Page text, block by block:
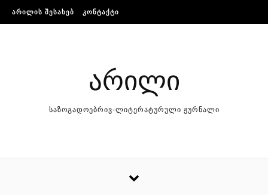
Skip to content
ᲐᲠᲘᲚᲘᲡ ᲨᲔᲡᲐᲮᲔᲑ ᲙᲝᲜᲢᲐᲥᲢᲘ
არილი
საზოგადოებრივ-ლიტერატურული ჟურნალი